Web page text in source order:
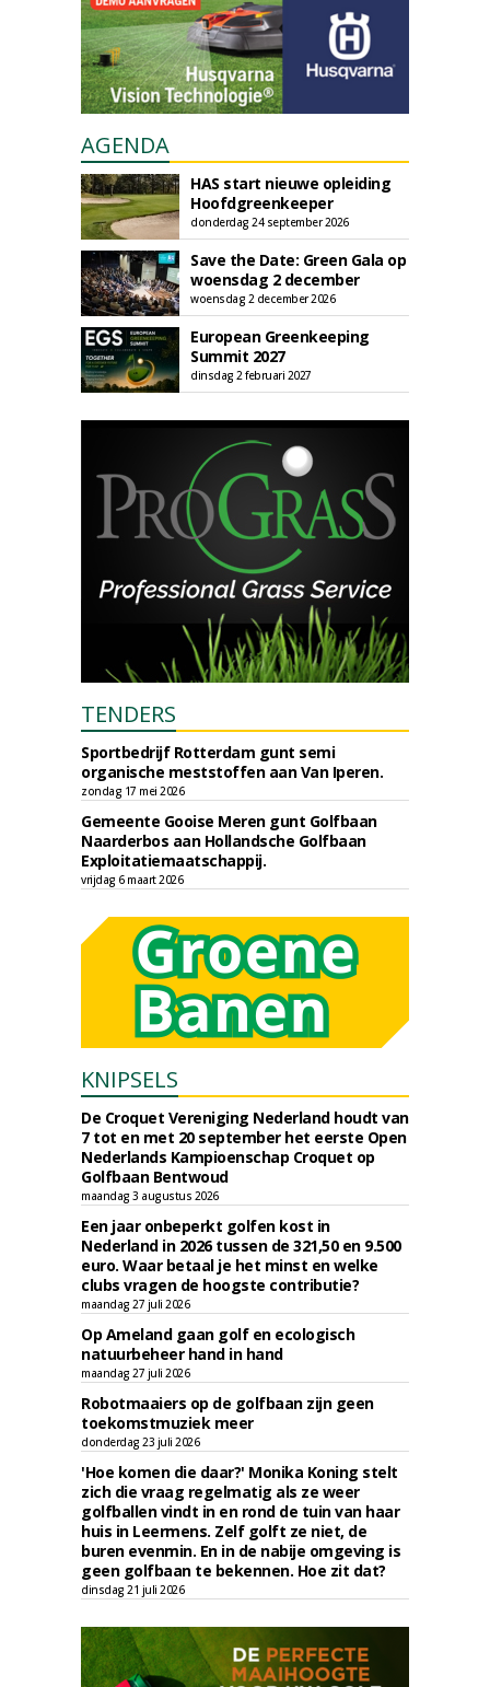
AGENDA
HAS start nieuwe opleiding
Hoofdgreenkeeper
donderdag 24 september 2026
Save the Date: Green Gala op
woensdag 2 december
woensdag 2 december 2026
European Greenkeeping
Summit 2027
dinsdag 2 februari 2027
TENDERS
Sportbedrijf Rotterdam gunt semi
organische meststoffen aan Van Iperen.
zondag 17 mei 2026
Gemeente Gooise Meren gunt Golfbaan
Naarderbos aan Hollandsche Golfbaan
Exploitatiemaatschappij.
vrijdag 6 maart 2026
KNIPSELS
De Croquet Vereniging Nederland houdt van
7 tot en met 20 september het eerste Open
Nederlands Kampioenschap Croquet op
Golfbaan Bentwoud
maandag 3 augustus 2026
Een jaar onbeperkt golfen kost in
Nederland in 2026 tussen de 321,50 en 9.500
euro. Waar betaal je het minst en welke
clubs vragen de hoogste contributie?
maandag 27 juli 2026
Op Ameland gaan golf en ecologisch
natuurbeheer hand in hand
maandag 27 juli 2026
Robotmaaiers op de golfbaan zijn geen
toekomstmuziek meer
donderdag 23 juli 2026
'Hoe komen die daar?' Monika Koning stelt
zich die vraag regelmatig als ze weer
golfballen vindt in en rond de tuin van haar
huis in Leermens. Zelf golft ze niet, de
buren evenmin. En in de nabije omgeving is
geen golfbaan te bekennen. Hoe zit dat?
dinsdag 21 juli 2026